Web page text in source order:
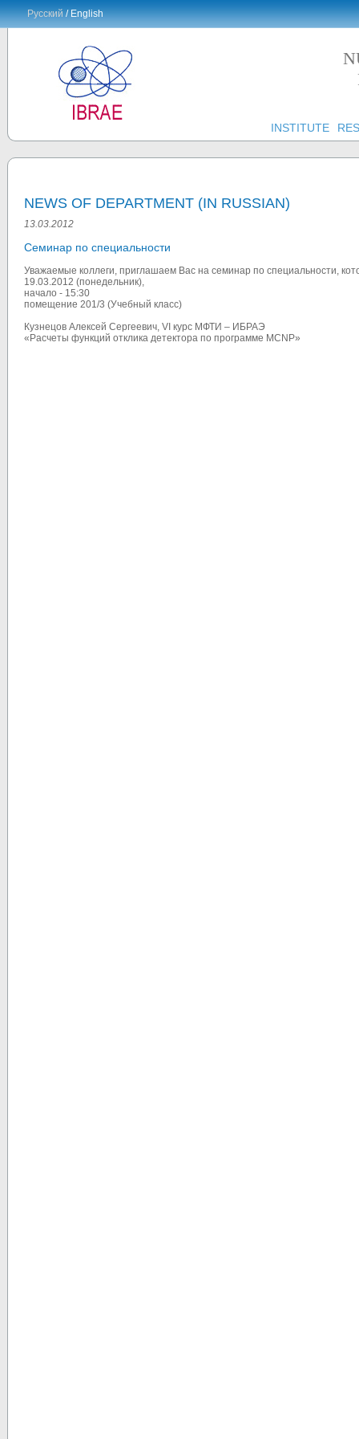
Русский/ English
INSTITUTE
NEWS OF DEPARTMENT (IN RUSSIAN)
13.03.2012
Семинар по специальности
Уважаемые коллеги, приглашаем Вас на семинар по специальности,
19.03.2012 (понедельник),
начало - 15:30
помещение 201/3 (Учебный класс)
Кузнецов Алексей Сергеевич, VI курс МФТИ – ИБРАЭ
«Расчеты функций отклика детектора по программе MCNP»